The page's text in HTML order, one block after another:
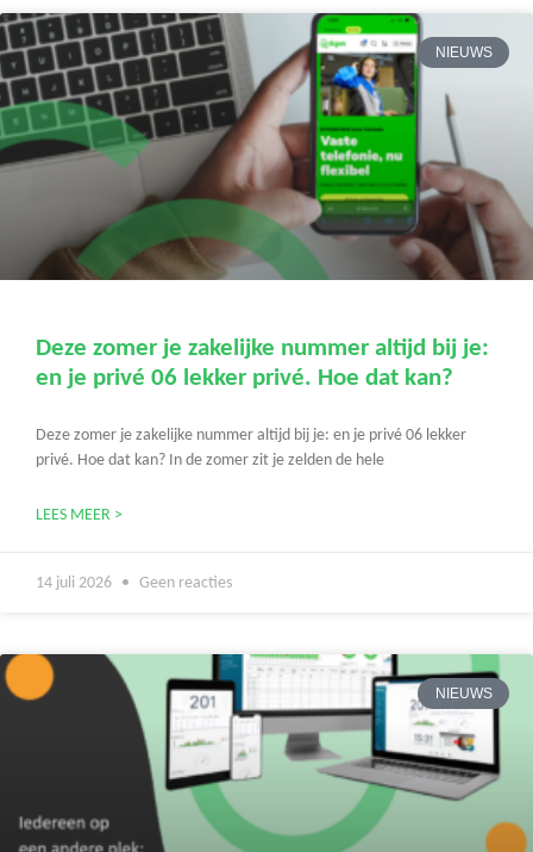
NIEUWS
Deze zomer je zakelijke nummer altijd bij je:
en je privé 06 lekker privé. Hoe dat kan?
Deze zomer je zakelijke nummer altijd bij je: en je privé 06 lekker
privé. Hoe dat kan? In de zomer zit je zelden de hele
LEES MEER >
14 juli 2026 Geen reacties
NIEUWS